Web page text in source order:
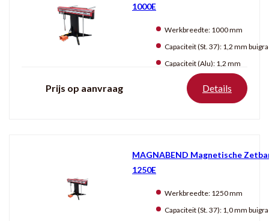
1000E
Werkbreedte: 1000 mm
Capaciteit (St. 37): 1,2 mm buigradius:
Capaciteit (Alu): 1,2 mm
Prijs op aanvraag Details
MAGNABEND Magnetische
1250E
Werkbreedte: 1250 mm
Capaciteit (St. 37): 1,0 mm buigradius: